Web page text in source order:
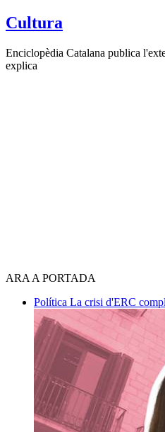
Cultura
Enciclopèdia Catalana publica
explica
ARA A PORTADA
Política La crisi d'ERC